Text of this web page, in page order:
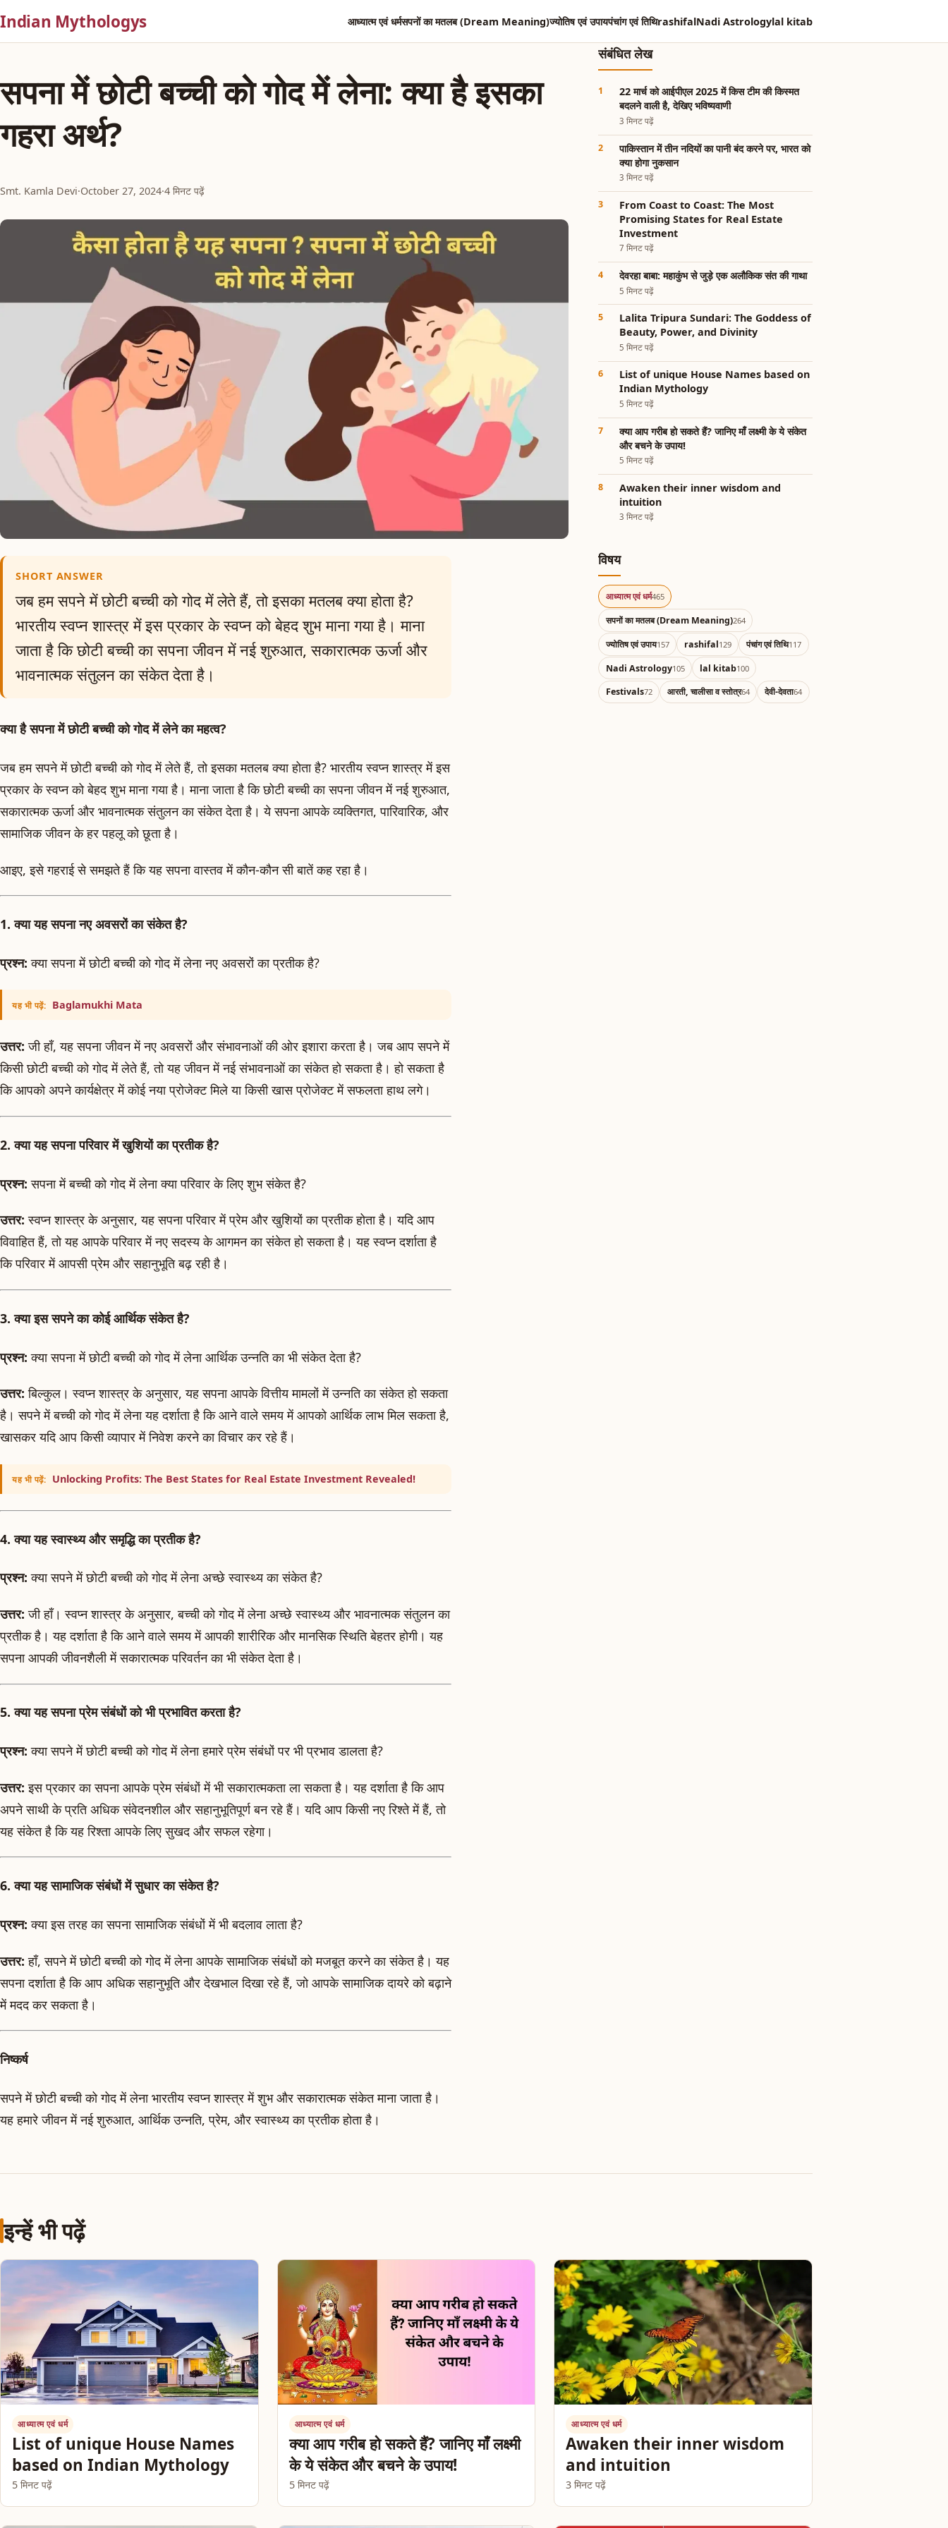
Indian Mythologys आध्यात्म एवं धर्मसपनों का मतलब (Dream Meaning)ज्योतिष एवं उपायपंचांग एवं तिथिrashifalNadi Astrologylal kitab
सपना में छोटी बच्ची को गोद में लेना: क्या है इसका
गहरा अर्थ?
Smt. Kamla Devi·October 27, 2024·4 मिनट पढ़ें
SHORT ANSWER
जब हम सपने में छोटी बच्ची को गोद में लेते हैं, तो इसका मतलब क्या होता है?
भारतीय स्वप्न शास्त्र में इस प्रकार के स्वप्न को बेहद शुभ माना गया है। माना
जाता है कि छोटी बच्ची का सपना जीवन में नई शुरुआत, सकारात्मक ऊर्जा और
भावनात्मक संतुलन का संकेत देता है।
क्या है सपना में छोटी बच्ची को गोद में लेने का महत्व?
जब हम सपने में छोटी बच्ची को गोद में लेते हैं, तो इसका मतलब क्या होता है? भारतीय स्वप्न शास्त्र में इस
प्रकार के स्वप्न को बेहद शुभ माना गया है। माना जाता है कि छोटी बच्ची का सपना जीवन में नई शुरुआत,
सकारात्मक ऊर्जा और भावनात्मक संतुलन का संकेत देता है। ये सपना आपके व्यक्तिगत, पारिवारिक, और
सामाजिक जीवन के हर पहलू को छूता है।
आइए, इसे गहराई से समझते हैं कि यह सपना वास्तव में कौन-कौन सी बातें कह रहा है।
1. क्या यह सपना नए अवसरों का संकेत है?
प्रश्न: क्या सपना में छोटी बच्ची को गोद में लेना नए अवसरों का प्रतीक है?
यह भी पढ़ें: Baglamukhi Mata
उत्तर: जी हाँ, यह सपना जीवन में नए अवसरों और संभावनाओं की ओर इशारा करता है। जब आप सपने में
किसी छोटी बच्ची को गोद में लेते हैं, तो यह जीवन में नई संभावनाओं का संकेत हो सकता है। हो सकता है
कि आपको अपने कार्यक्षेत्र में कोई नया प्रोजेक्ट मिले या किसी खास प्रोजेक्ट में सफलता हाथ लगे।
2. क्या यह सपना परिवार में खुशियों का प्रतीक है?
प्रश्न: सपना में बच्ची को गोद में लेना क्या परिवार के लिए शुभ संकेत है?
उत्तर: स्वप्न शास्त्र के अनुसार, यह सपना परिवार में प्रेम और खुशियों का प्रतीक होता है। यदि आप
विवाहित हैं, तो यह आपके परिवार में नए सदस्य के आगमन का संकेत हो सकता है। यह स्वप्न दर्शाता है
कि परिवार में आपसी प्रेम और सहानुभूति बढ़ रही है।
3. क्या इस सपने का कोई आर्थिक संकेत है?
प्रश्न: क्या सपना में छोटी बच्ची को गोद में लेना आर्थिक उन्नति का भी संकेत देता है?
उत्तर: बिल्कुल। स्वप्न शास्त्र के अनुसार, यह सपना आपके वित्तीय मामलों में उन्नति का संकेत हो सकता
है। सपने में बच्ची को गोद में लेना यह दर्शाता है कि आने वाले समय में आपको आर्थिक लाभ मिल सकता है,
खासकर यदि आप किसी व्यापार में निवेश करने का विचार कर रहे हैं।
यह भी पढ़ें: Unlocking Profits: The Best States for Real Estate Investment Revealed!
4. क्या यह स्वास्थ्य और समृद्धि का प्रतीक है?
प्रश्न: क्या सपने में छोटी बच्ची को गोद में लेना अच्छे स्वास्थ्य का संकेत है?
उत्तर: जी हाँ। स्वप्न शास्त्र के अनुसार, बच्ची को गोद में लेना अच्छे स्वास्थ्य और भावनात्मक संतुलन का
प्रतीक है। यह दर्शाता है कि आने वाले समय में आपकी शारीरिक और मानसिक स्थिति बेहतर होगी। यह
सपना आपकी जीवनशैली में सकारात्मक परिवर्तन का भी संकेत देता है।
5. क्या यह सपना प्रेम संबंधों को भी प्रभावित करता है?
प्रश्न: क्या सपने में छोटी बच्ची को गोद में लेना हमारे प्रेम संबंधों पर भी प्रभाव डालता है?
उत्तर: इस प्रकार का सपना आपके प्रेम संबंधों में भी सकारात्मकता ला सकता है। यह दर्शाता है कि आप
अपने साथी के प्रति अधिक संवेदनशील और सहानुभूतिपूर्ण बन रहे हैं। यदि आप किसी नए रिश्ते में हैं, तो
यह संकेत है कि यह रिश्ता आपके लिए सुखद और सफल रहेगा।
6. क्या यह सामाजिक संबंधों में सुधार का संकेत है?
प्रश्न: क्या इस तरह का सपना सामाजिक संबंधों में भी बदलाव लाता है?
उत्तर: हाँ, सपने में छोटी बच्ची को गोद में लेना आपके सामाजिक संबंधों को मजबूत करने का संकेत है। यह
सपना दर्शाता है कि आप अधिक सहानुभूति और देखभाल दिखा रहे हैं, जो आपके सामाजिक दायरे को बढ़ाने
में मदद कर सकता है।
निष्कर्ष
सपने में छोटी बच्ची को गोद में लेना भारतीय स्वप्न शास्त्र में शुभ और सकारात्मक संकेत माना जाता है।
यह हमारे जीवन में नई शुरुआत, आर्थिक उन्नति, प्रेम, और स्वास्थ्य का प्रतीक होता है।
संबंधित लेख
22 मार्च को आईपीएल 2025 में किस टीम की किस्मत
बदलने वाली है, देखिए भविष्यवाणी
3 मिनट पढ़ें
पाकिस्तान में तीन नदियों का पानी बंद करने पर, भारत को
क्या होगा नुकसान
3 मिनट पढ़ें
From Coast to Coast: The Most
Promising States for Real Estate
Investment
7 मिनट पढ़ें
देवरहा बाबा: महाकुंभ से जुड़े एक अलौकिक संत की गाथा
5 मिनट पढ़ें
Lalita Tripura Sundari: The Goddess of
Beauty, Power, and Divinity
5 मिनट पढ़ें
List of unique House Names based on
Indian Mythology
5 मिनट पढ़ें
क्या आप गरीब हो सकते हैं? जानिए माँ लक्ष्मी के ये संकेत
और बचने के उपाय!
5 मिनट पढ़ें
Awaken their inner wisdom and
intuition
3 मिनट पढ़ें
विषय
आध्यात्म एवं धर्म465
सपनों का मतलब (Dream Meaning)264
ज्योतिष एवं उपाय157 rashifal129 पंचांग एवं तिथि117
Nadi Astrology105 lal kitab100
Festivals72 आरती, चालीसा व स्तोत्र64 देवी-देवता64
इन्हें भी पढ़ें
आध्यात्म एवं धर्म
List of unique House Names
based on Indian Mythology
5 मिनट पढ़ें
आध्यात्म एवं धर्म
क्या आप गरीब हो सकते हैं? जानिए माँ लक्ष्मी
के ये संकेत और बचने के उपाय!
5 मिनट पढ़ें
आध्यात्म एवं धर्म
Awaken their inner wisdom
and intuition
3 मिनट पढ़ें